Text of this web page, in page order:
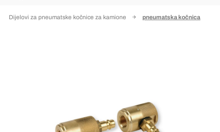
Dijelovi za pneumatske kočnice za kamione pneumatska kočnica